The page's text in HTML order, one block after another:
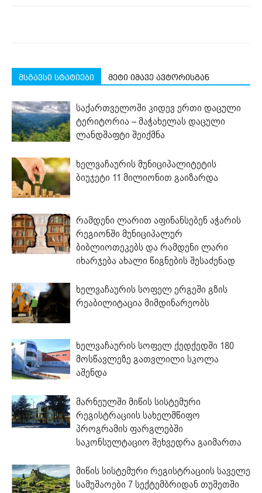
მსგავსი სტატიები მეტი იმავე ავტორისგან
საქართველოში კიდევ ერთი დაცული
ტერიტორია – მაჭახელას დაცული
ლანდშაფტი შეიქმნა
ხელვაჩაურის მუნიციპალიტეტის
ბიუჯეტი 11 მილიონით გაიზარდა
რამდენი ლარით აფინანსებენ აჭარის
რეგიონში მუნიციპალურ
ბიბლიოთეკებს და რამდენი ლარი
იხარჯება ახალი წიგნების შესაძენად
ხელვაჩაურის სოფელ ერგეში გზის
რეაბილიტაცია მიმდინარეობს
ხელვაჩაურის სოფელ ქედქედში 180
მოსწავლეზე გათვლილი სკოლა
აშენდა
მარნეულში მიწის სისტემური
რეგისტრაციის სახელმწიფო
პროგრამის ფარგლებში
საკონსულტაციო შეხვედრა გაიმართა
მიწის სისტემური რეგისტრაციის საველე
სამუშაოები 7 სექტემბრიდან თუშეთში